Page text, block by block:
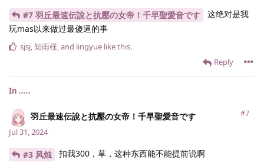
#7 羽丘最速伝說と抗壓の女帝！千早聖愛音です
这绝对是我
玩mas以来做过最傻逼的事
Reply
sjsj,知雨槿, and lingyue like this.
In .....
羽丘最速伝說と抗壓の女帝！千早聖愛音です
#7
Jul 31, 2024
#3 风烛 扣我300，草，这种东西能不能提前说啊